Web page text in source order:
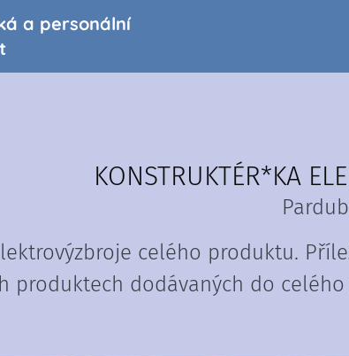
a personální
KONSTRUKTÉR*KA
celého produktu.
produktech dodávaných do